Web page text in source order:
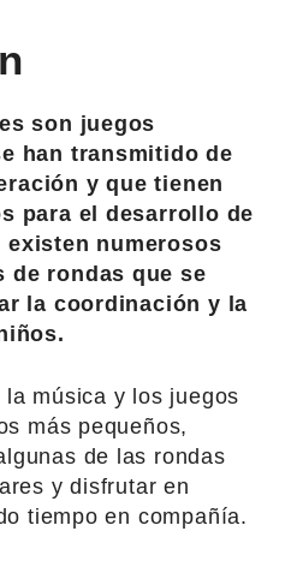
son juegos
han transmitido de
y que tienen
para el desarrollo de
existen numerosos
de rondas que se
la coordinación y la
música y los juegos
más pequeños,
de las rondas
y disfrutar en
tiempo en compañía.